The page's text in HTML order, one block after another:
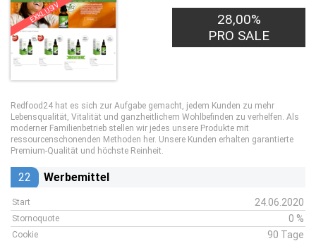
EXKLUSIV
28,00%
PRO SALE
Redfood24 hat es sich zur Aufgabe gemacht, jedem Kunden zu mehr
Lebensqualität, Vitalität und ganzheitlichem Wohlbefinden zu verhelfen. Als
moderner Familienbetrieb stellen wir jedes unsere Produkte mit
ressourcenschonenden Methoden her. Unsere Kunden erhalten garantierte
Premium-Qualität und höchste Reinheit.
22 Werbemittel
Start 24.06.2020
Stornoquote 0 %
Cookie 90 Tage